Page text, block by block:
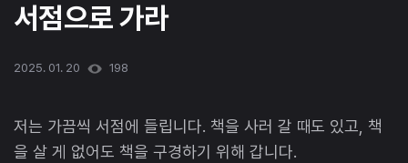
서점으로 가라
2025. 01. 20 198
저는 가끔씩 서점에 들립니다. 책을 사러 갈 때도 있고, 책
을 살 게 없어도 책을 구경하기 위해 갑니다.